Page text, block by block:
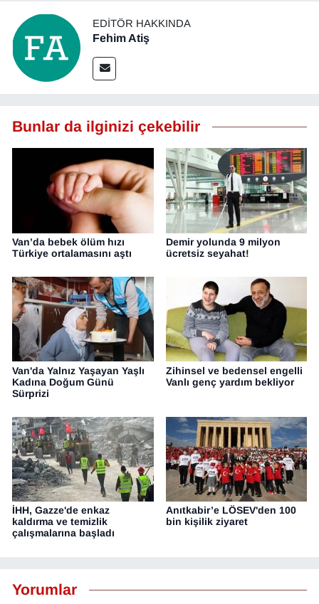
EDITÖR HAKKINDA
Fehim Atiş
Bunlar da ilginizi çekebilir
Van’da bebek ölüm hızı
Türkiye ortalamasını aştı
Demir yolunda 9 milyon
ücretsiz seyahat!
Van'da Yalnız Yaşayan Yaşlı
Kadına Doğum Günü
Sürprizi
Zihinsel ve bedensel engelli
Vanlı genç yardım bekliyor
İHH, Gazze'de enkaz
kaldırma ve temizlik
çalışmalarına başladı
Anıtkabir’e LÖSEV'den 100
bin kişilik ziyaret
Yorumlar